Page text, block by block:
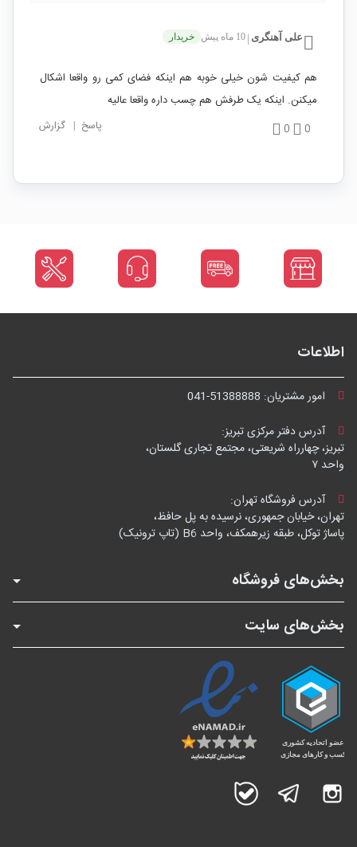
علی آهنگری 10 ماه پیش خریدار
هم کیفیت شون خیلی خوبه هم اینکه فضای کمی رو واقعا اشکال
میکنن. اینکه یک طرفش هم چسب داره واقعا عالیه
0
0 پاسخ | گزارش
اطلاعات
امور مشتریان: 041-51388888
آدرس دفتر مرکزی تبریز:
تبریز، چهارراه شریعتی، مجتمع تجاری گلستان،
واحد ۷
آدرس فروشگاه تهران:
تهران، خیابان جمهوری، نرسیده به پل حافظ،
پاساژ توکل، طبقه زیرهمکف، واحد B6 (تاپ ترونیک)
بخش‌های فروشگاه
بخش‌های سایت
اینستاگرام تلگرام